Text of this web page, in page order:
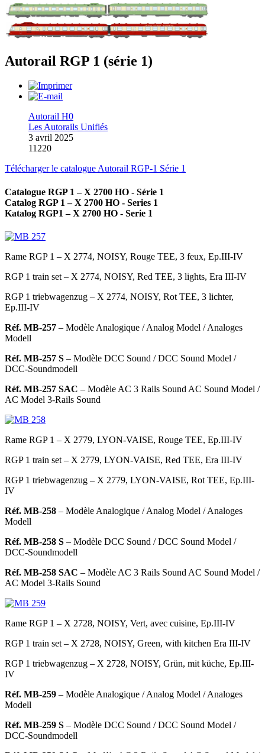
Autorail RGP 1 (série 1)
Autorail H0
Les Autorails Unifiés
3 avril 2025
11220
Télécharger le catalogue Autorail RGP-1 Série 1
Catalogue RGP 1 – X 2700 HO - Série 1
Catalog RGP 1 – X 2700 HO - Series 1
Katalog RGP1 – X 2700 HO - Serie 1
Rame RGP 1 – X 2774, NOISY, Rouge TEE, 3 feux, Ep.III-IV
RGP 1 train set – X 2774, NOISY, Red TEE, 3 lights, Era III-IV
RGP 1 triebwagenzug – X 2774, NOISY, Rot TEE, 3 lichter,
Ep.III-IV
Réf. MB-257 – Modèle Analogique / Analog Model / Analoges
Modell
Réf. MB-257 S – Modèle DCC Sound / DCC Sound Model /
DCC-Soundmodell
Réf. MB-257 SAC – Modèle AC 3 Rails Sound AC Sound Model /
AC Model 3-Rails Sound
Rame RGP 1 – X 2779, LYON-VAISE, Rouge TEE, Ep.III-IV
RGP 1 train set – X 2779, LYON-VAISE, Red TEE, Era III-IV
RGP 1 triebwagenzug – X 2779, LYON-VAISE, Rot TEE, Ep.III-
IV
Réf. MB-258 – Modèle Analogique / Analog Model / Analoges
Modell
Réf. MB-258 S – Modèle DCC Sound / DCC Sound Model /
DCC-Soundmodell
Réf. MB-258 SAC – Modèle AC 3 Rails Sound AC Sound Model /
AC Model 3-Rails Sound
Rame RGP 1 – X 2728, NOISY, Vert, avec cuisine, Ep.III-IV
RGP 1 train set – X 2728, NOISY, Green, with kitchen Era III-IV
RGP 1 triebwagenzug – X 2728, NOISY, Grün, mit küche, Ep.III-
IV
Réf. MB-259 – Modèle Analogique / Analog Model / Analoges
Modell
Réf. MB-259 S – Modèle DCC Sound / DCC Sound Model /
DCC-Soundmodell